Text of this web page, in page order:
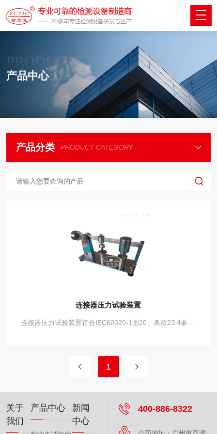
PRODUCTS
产品中心
产品分类 PRODUCT CATEGORY
连接器压力试验装置
1
关于
我们
产品中心
新闻
中心
400-886-8322